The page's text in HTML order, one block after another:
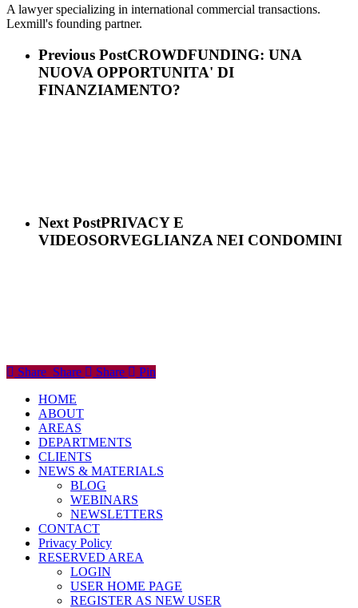
A lawyer specializing in international commercial transactions.
Lexmill's founding partner.
Previous PostCROWDFUNDING: UNA
NUOVA OPPORTUNITA' DI
FINANZIAMENTO?
Next PostPRIVACY E
VIDEOSORVEGLIANZA NEI CONDOMINI
Share
Share Share Share
Pin
Close
Menu
HOME
ABOUT
AREAS
DEPARTMENTS
CLIENTS
NEWS & MATERIALS
BLOG
WEBINARS
NEWSLETTERS
CONTACT
Privacy Policy
RESERVED AREA
LOGIN
USER HOME PAGE
REGISTER AS NEW USER